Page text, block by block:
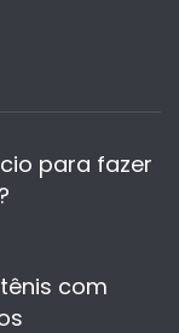
para fazer
com